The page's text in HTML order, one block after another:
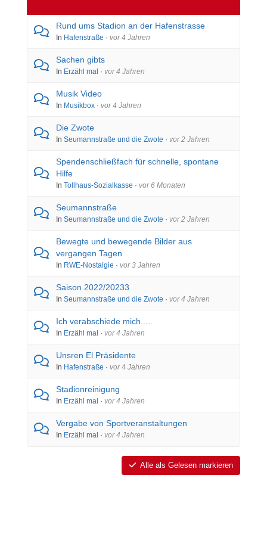
Rund ums Stadion an der Hafenstrasse
In Hafenstraße · vor 4 Jahren
Sachen gibts
In Erzähl mal · vor 4 Jahren
Musik Video
In Musikbox· vor 4 Jahren
Die Zwote
In Seumannstraße und die Zwote · vor 2 Jahren
Spendenschließfach für schnelle, spontane
Hilfe
In Tollhaus-Sozialkasse · vor 6 Monaten
Seumannstraße
In Seumannstraße und die Zwote · vor 2 Jahren
Bewegte und bewegende Bilder aus
vergangen Tagen
In RWE-Nostalgie · vor 3 Jahren
Saison 2022/20233
In Seumannstraße und die Zwote · vor 4 Jahren
Ich verabschiede mich.....
In Erzähl mal · vor 4 Jahren
Unsren El Präsidente
In Hafenstraße · vor 4 Jahren
Stadionreinigung
In Erzähl mal · vor 4 Jahren
Vergabe von Sportveranstaltungen
In Erzähl mal · vor 4 Jahren
Alle als Gelesen markieren